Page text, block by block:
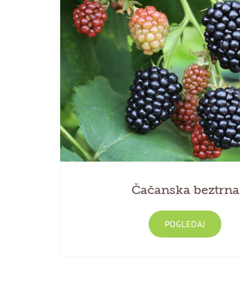
Čačanska beztrna
POGLEDAJ